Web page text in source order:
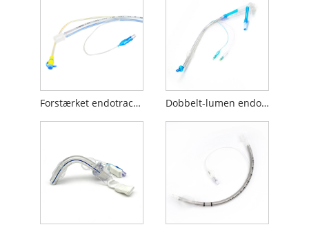
Forstærket endotracheal slange med sugeport Dobbelt-lumen endobronchial tube